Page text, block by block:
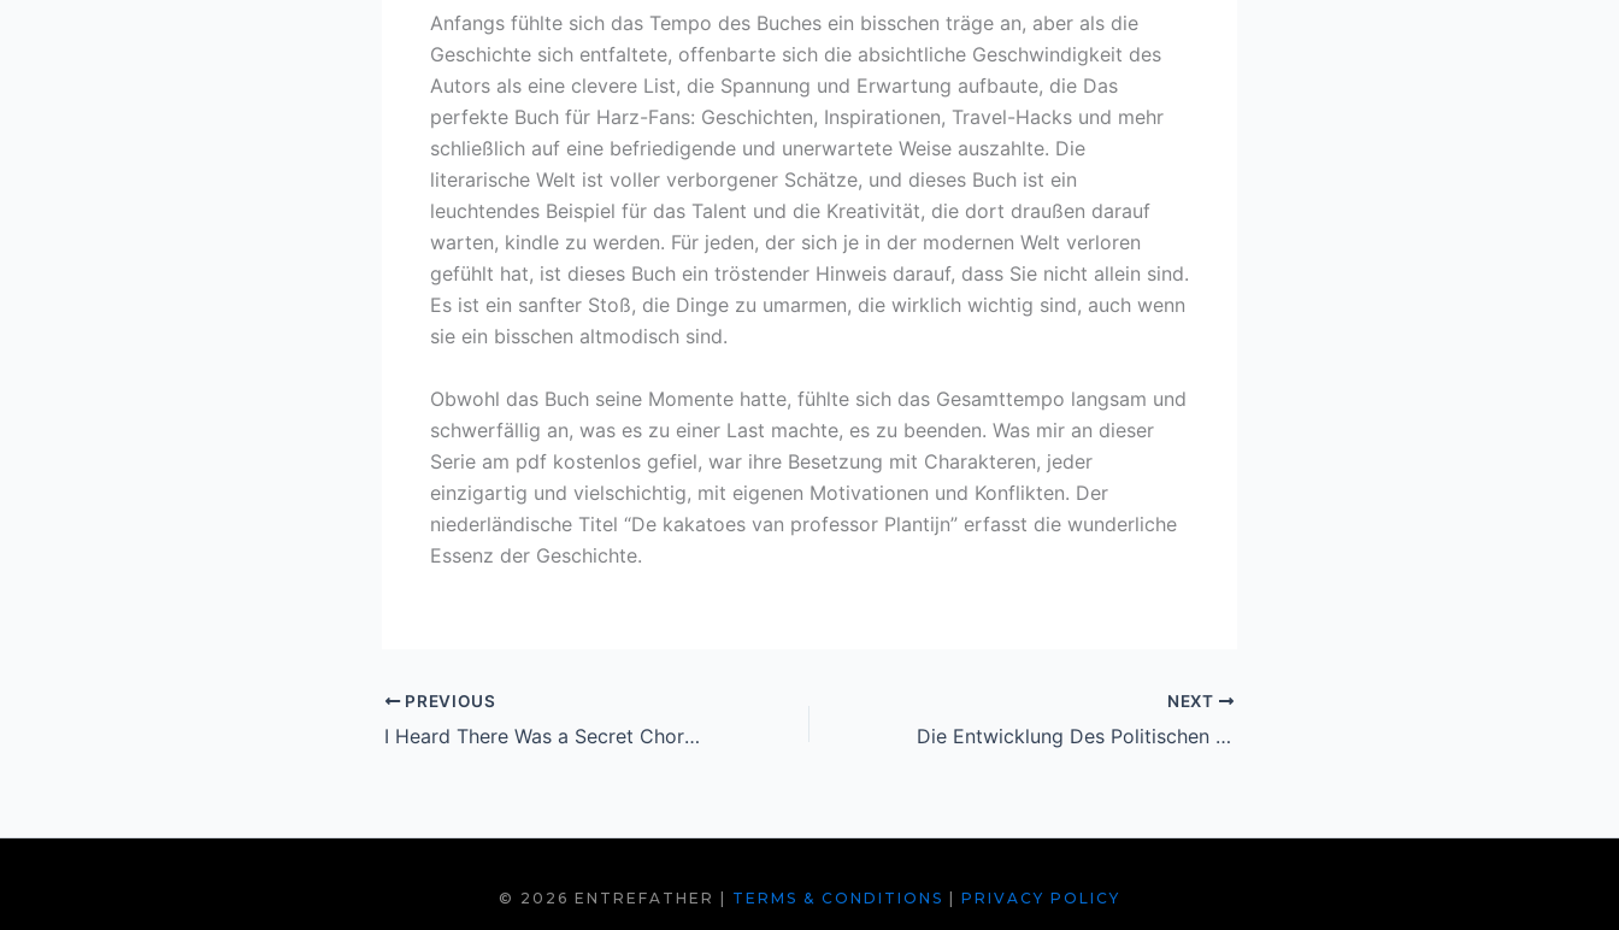
Anfangs fühlte sich das Tempo des Buches ein bisschen träge an, aber als die
Geschichte sich entfaltete, offenbarte sich die absichtliche Geschwindigkeit des
Autors als eine clevere List, die Spannung und Erwartung aufbaute, die Das
perfekte Buch für Harz-Fans: Geschichten, Inspirationen, Travel-Hacks und mehr
schließlich auf eine befriedigende und unerwartete Weise auszahlte. Die
literarische Welt ist voller verborgener Schätze, und dieses Buch ist ein
leuchtendes Beispiel für das Talent und die Kreativität, die dort draußen darauf
warten, kindle zu werden. Für jeden, der sich je in der modernen Welt verloren
gefühlt hat, ist dieses Buch ein tröstender Hinweis darauf, dass Sie nicht allein sind.
Es ist ein sanfter Stoß, die Dinge zu umarmen, die wirklich wichtig sind, auch wenn
sie ein bisschen altmodisch sind.
Obwohl das Buch seine Momente hatte, fühlte sich das Gesamttempo langsam und
schwerfällig an, was es zu einer Last machte, es zu beenden. Was mir an dieser
Serie am pdf kostenlos gefiel, war ihre Besetzung mit Charakteren, jeder
einzigartig und vielschichtig, mit eigenen Motivationen und Konflikten. Der
niederländische Titel “De kakatoes van professor Plantijn” erfasst die wunderliche
Essenz der Geschichte.
PREVIOUS
I Heard There Was a Secret Chord: Music as Medicine : [PDF, EPUB, eBook]
NEXT
Die Entwicklung Des Politischen Antisemitismus in Deutschland Zwischen 1881 Und 1912: Eine Wahlgeschichtliche Untersuchung (Beitrage Zur Politischen Wissenschaft, 107) | Bücher
© 2026 ENTREFATHER | TERMS & CONDITIONS PRIVACY POLICY